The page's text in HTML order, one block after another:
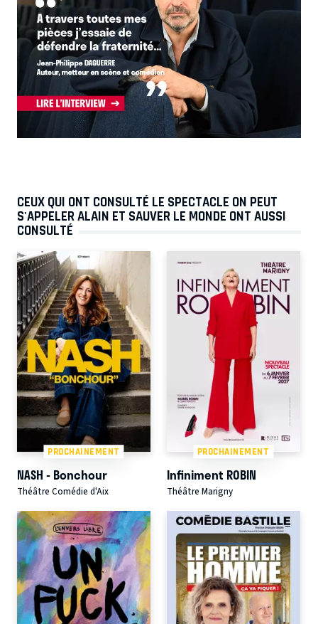
CEUX QUI ONT CONSULTÉ LE SPECTACLE ON PEUT
S'APPELER ALAIN ET SAUVER LE MONDE ONT AUSSI
CONSULTÉ
PROCHAINEMENT
NASH - Bonchour
Théâtre Comédie d'Aix
PROCHAINEMENT
Infiniment ROBIN
Théâtre Marigny